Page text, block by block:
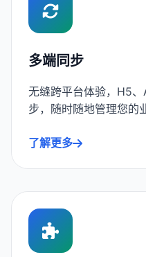
多端同步
无缝跨平台体验，H5
步，随时随地管理您的
了解更多